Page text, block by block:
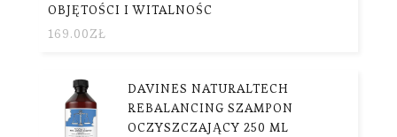
OBJĘTOŚCI I WITALNOŚC
169.00ZŁ
DAVINES NATURALTECH
REBALANCING SZAMPON
OCZYSZCZAJĄCY 250 ML